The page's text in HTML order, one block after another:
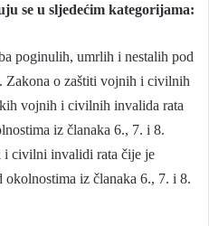
se u sljedećim kategorijama:
poginulih, umrlih i nestalih pod
Zakona o zaštiti vojnih i civilnih
vojnih i civilnih invalida rata
iz članaka 6., 7. i 8.
i civilni invalidi rata čije je
okolnostima iz članaka 6., 7. i 8.